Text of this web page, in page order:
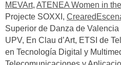
MEVArt, ATENEA Women in
Projecte SOXXI,
Superior de Danza de
UPV, En Clau d’Art, ETSI de
en Tecnología Digital y